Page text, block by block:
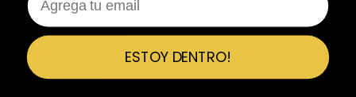
JV Javier Victorio
Reseña en TrustpilotESTOY DENTRO!